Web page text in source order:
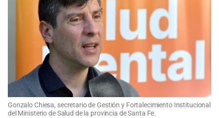
Gonzalo Chiesa, secretario de Gestión y Fortalecimiento Institucional
del Ministerio de Salud de la provincia de Santa Fe.